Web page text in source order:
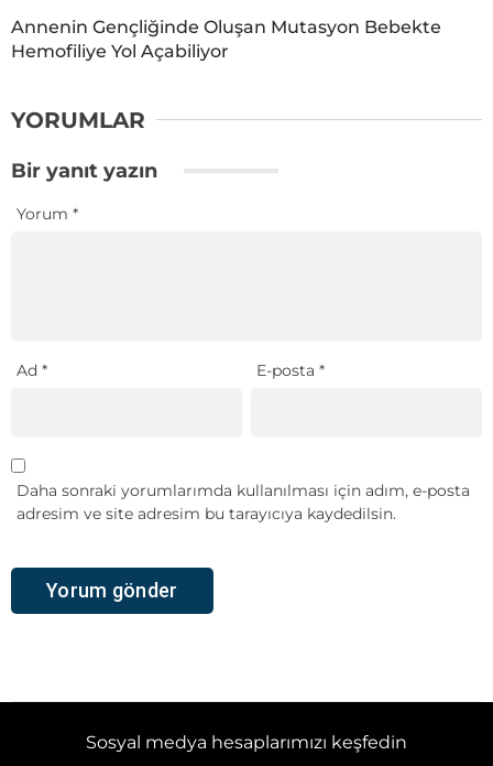
Annenin Gençliğinde Oluşan Mutasyon Bebekte
Hemofiliye Yol Açabiliyor
YORUMLAR
Bir yanıt yazın
Yorum *
Ad * E-posta*
Daha sonraki yorumlarımda kullanılması için adım, e-posta
adresim ve site adresim bu tarayıcıya kaydedilsin.
Sosyal medya hesaplarımızı keşfedin